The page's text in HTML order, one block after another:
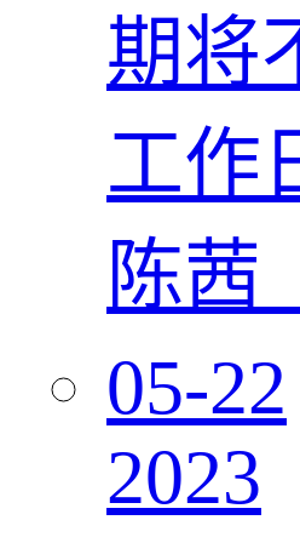
期将
工作
陈茜
05-22
2023